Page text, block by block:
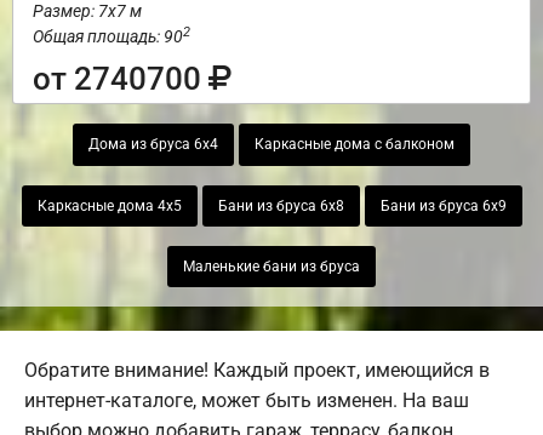
Размер: 7х7 м
Общая площадь: 902
от 2740700
Дома из бруса 6х4 Каркасные дома с балконом
Каркасные дома 4х5 Бани из бруса 6х8 Бани из бруса 6х9
Маленькие бани из бруса
Обратите внимание! Каждый проект, имеющийся в
интернет-каталоге, может быть изменен. На ваш